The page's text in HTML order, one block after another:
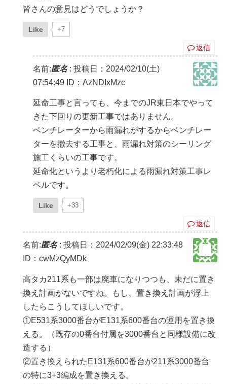
皆さんの意見はどうでしょうか？
Like +7
返信
名前:匿名: 投稿日：2024/02/10(土)
07:54:49 ID：AzNDIxMzc
延命工事と言っても、今までのJR東日本でやって
きた下回りの更新工事ではありません。
ベンチレーターから雨漏れがするからベンチレー
ターを撤去する工事と、雨漏れ対策のシーリング
施工くらいの工事です。
延命化というより老朽化による雨漏れ対策工事レ
ベルです。
Like +33
返信
名前:匿名: 投稿日：2024/02/09(金) 22:33:48
ID：cwMzQyMDk
高タカ211系も一部は廃車になりつつも、未だに置き
換え計画がないですね。もし、置き換え計画が浮上
したらこうしてほしいです。
①E531系3000番台がE131系600番台の運用を置き換
える。（既存の0番台付属を3000番台と同様設備に改
造する）
②置き換えられたE131系600番台が211系3000番台
の特に3+3編成を置き換える。